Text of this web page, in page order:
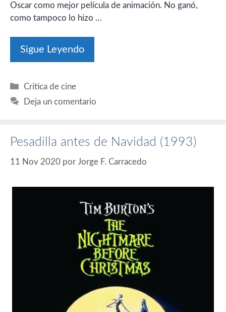
Oscar como mejor película de animación. No ganó,
como tampoco lo hizo …
Sigue Leyendo
Categorías
Crítica de cine
Deja un comentario
Pesadilla antes de Navidad (1993)
11 Nov 2020 por Jorge F. Carracedo